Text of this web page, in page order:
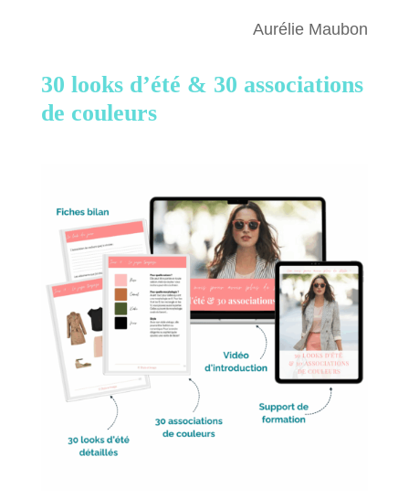
Aurélie Maubon
30 looks d’été & 30 associations
de couleurs